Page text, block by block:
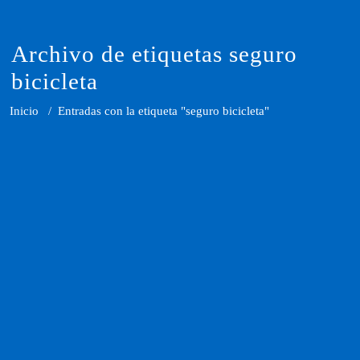
contenido
Archivo de etiquetas seguro
bicicleta
Inicio / Entradas con la etiqueta "seguro bicicleta"